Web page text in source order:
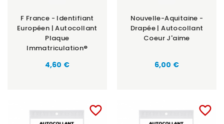
F France - Identifiant
Européen | Autocollant
Plaque
Immatriculation®
Prix
4,60 €
Nouvelle-Aquitaine -
Drapée | Autocollant
Coeur J'aime
Prix
6,00 €
favorite_border favorite_border